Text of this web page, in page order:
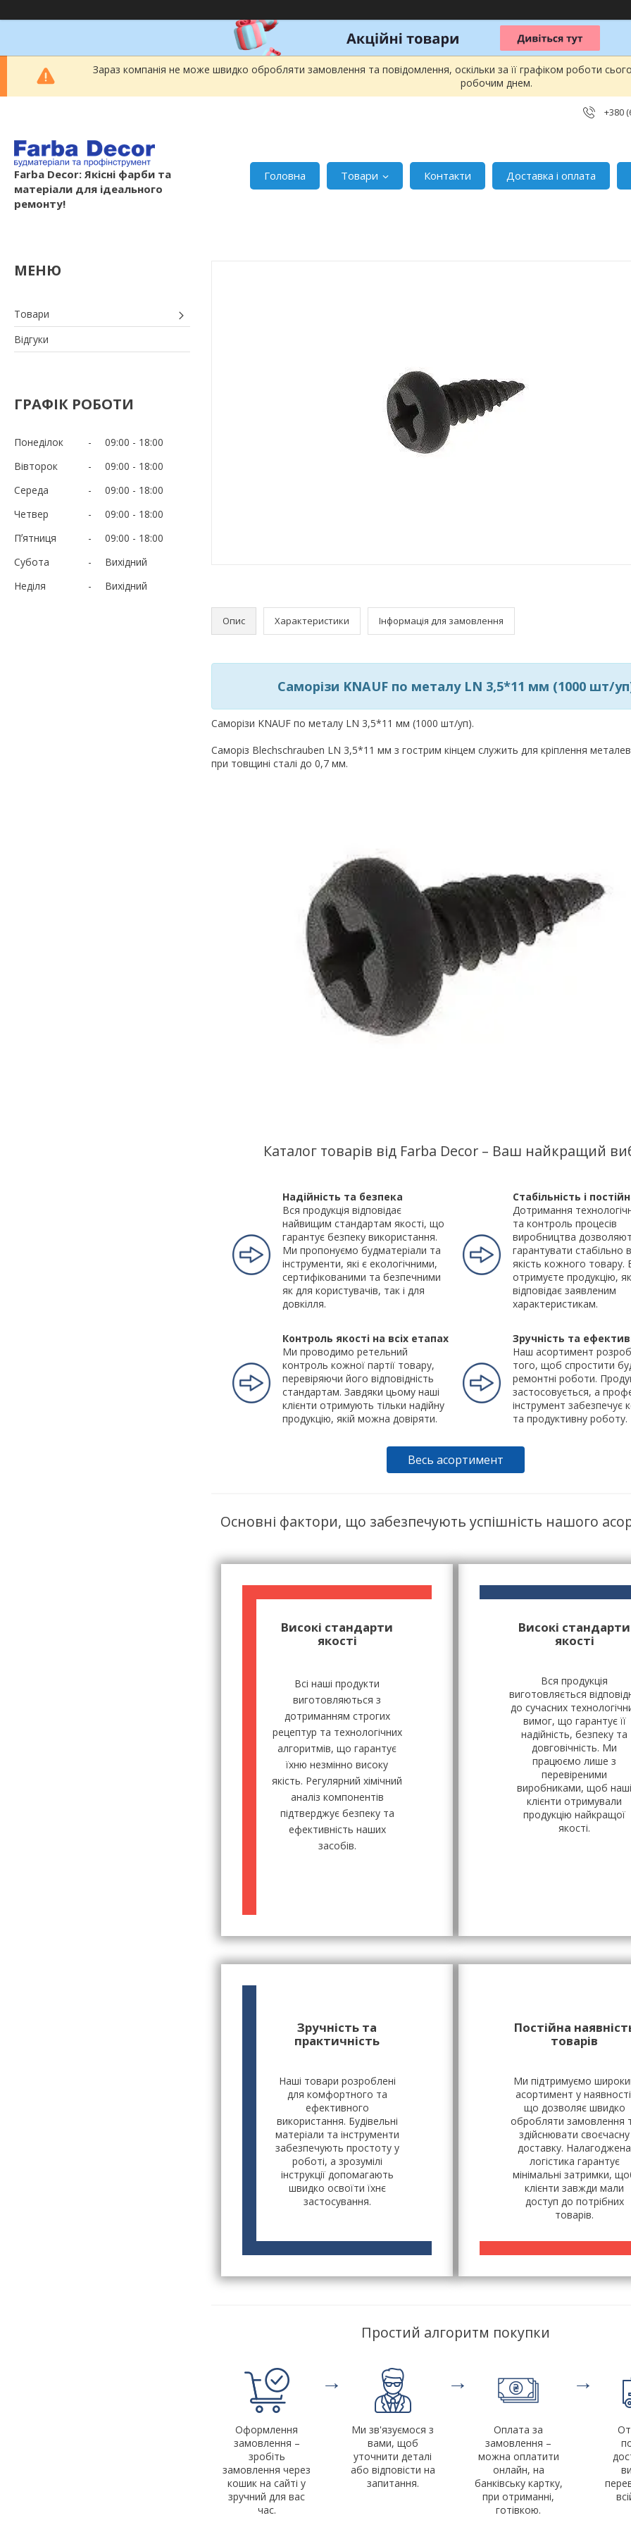
Зараз компанія не може швидко обробляти замовлення та повідомлення, оскільки за її графіком роботи
робочим днем.
+380
Farba Decor: Якісні фарби та
матеріали для ідеального
ремонту!
Головна Товари Контакти Доставка і оплата
Товари
Відгуки
ГРАФІК РОБОТИ
Понеділок 09:00
18:00
Вівторок
09:00
18:00
Середа
09:00
18:00
Четвер
09:00
18:00
Пʼятниця
09:00
18:00
Субота
Вихідний
Неділя
Вихідний
Опис Характеристики Інформація для замовлення
Саморізи KNAUF по металу LN 3,5*11 мм (1000 шт/
Саморізи KNAUF по металу LN 3,5*11 мм (1000 шт/уп).
Саморіз Blechschrauben LN 3,5*11 мм з гострим кінцем служить для кріплення
при товщині сталі до 0,7 мм.
Каталог товарів від Farba Decor – Ваш найкращий
Надійність та безпека
Вся продукція відповідає
найвищим стандартам якості, що
гарантує безпеку використання.
Ми пропонуємо будматеріали та
інструменти, які є екологічними,
сертифікованими та безпечними
як для користувачів, так і для
довкілля.
Контроль якості на всіх етапах
Ми проводимо ретельний
контроль кожної партії товару,
перевіряючи його відповідність
стандартам. Завдяки цьому наші
клієнти отримують тільки надійну
продукцію, якій можна довіряти.
Стабільність і
Дотримання
та контроль процесів
виробництва
гарантувати стабільно
якість кожного товару.
отримуєте продукцію,
відповідає заявленим
характеристикам.
Зручність та
Наш асортимент
того, щоб спростити
ремонтні роботи.
застосовується, а
інструмент забезпечує
та продуктивну роботу.
Весь асортимент
Основні фактори, що забезпечують успішність нашого
Високі стандарти
якості
Всі наші продукти
виготовляються з
дотриманням строгих
рецептур та технологічних
алгоритмів, що гарантує
їхню незмінно високу
якість. Регулярний хімічний
аналіз компонентів
підтверджує безпеку та
ефективність наших
засобів.
Високі стандарти
якості
Вся продукція
виготовляється
до сучасних
вимог, що гарантує її
надійність, безпеку та
довговічність. Ми
працюємо лише з
перевіреними
виробниками, щоб наші
клієнти отримували
продукцію найкращої
якості.
Зручність та
практичність
Наші товари розроблені
для комфортного та
ефективного
використання. Будівельні
матеріали та інструменти
забезпечують простоту у
роботі, а зрозумілі
інструкції допомагають
швидко освоїти їхнє
застосування.
Постійна
товарів
Ми підтримуємо
асортимент у
що дозволяє швидко
обробляти замовлення
здійснювати своєчасну
доставку. Налагоджена
логістика гарантує
мінімальні затримки,
клієнти завжди мали
доступ до потрібних
товарів.
Простий алгоритм покупки
Оформлення
замовлення –
зробіть
замовлення через
кошик на сайті у
зручний для вас
час.
→
Ми зв'язуємося з
вами, щоб
уточнити деталі
або відповісти на
запитання.
→
Оплата за
замовлення –
можна оплатити
онлайн, на
банківську картку,
при отриманні,
готівкою.
→